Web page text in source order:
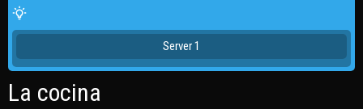
Server 1
La cocina